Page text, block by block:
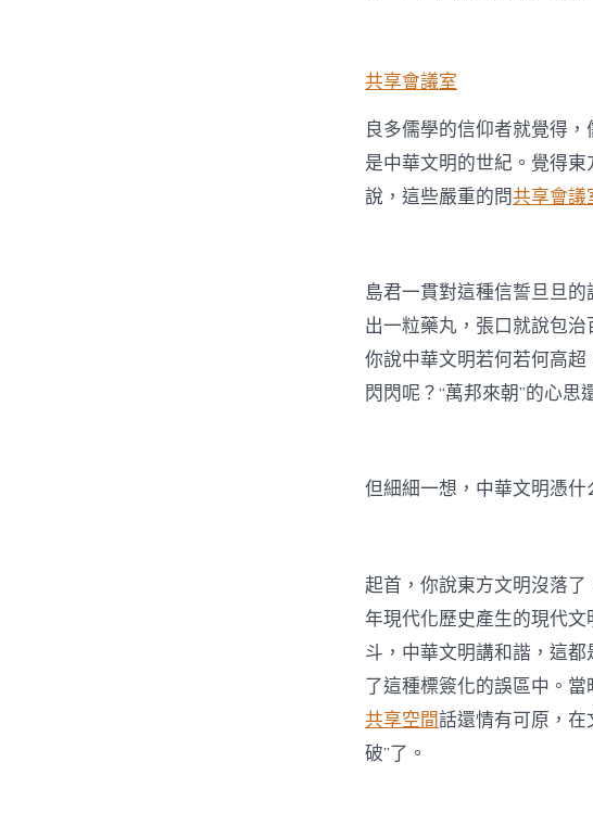
共享會議室
良多儒學的信仰者就覺得
是中華文明的世紀。覺得
說，這些嚴重的問共享會議
島君一貫對這種信誓旦旦
出一粒藥丸，張口就說包治
你說中華文明若何若何高
閃閃呢？“萬邦來朝”的心思
但細細一想，中華文明憑
起首，你說東方文明沒落
年現代化歷史產生的現代文
斗，中華文明講和諧，這
了這種標簽化的誤區中。
共享空間話還情有可原，在
破”了。